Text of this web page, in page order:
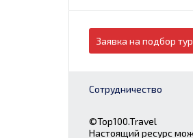
Испания
АЛИКАНТЕ
от € 755
Заявка на подбор
Сотрудничество
©Top100.Travel
Настоящий ресурс